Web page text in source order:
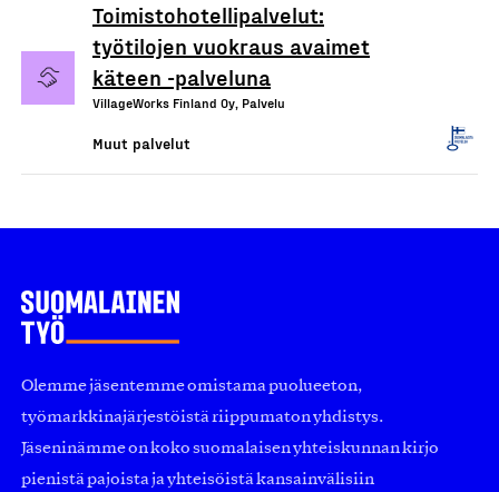
Toimistohotellipalvelut:
työtilojen vuokraus avaimet
käteen -palveluna
VillageWorks Finland Oy, Palvelu
Muut palvelut
Olemme jäsentemme omistama puolueeton,
työmarkkinajärjestöistä riippumaton yhdistys.
Jäseninämme on koko suomalaisen yhteiskunnan kirjo
pienistä pajoista ja yhteisöistä kansainvälisiin